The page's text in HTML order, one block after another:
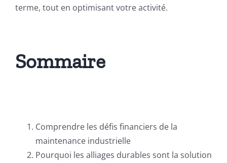
terme, tout en optimisant votre activité.
Sommaire
Comprendre les défis financiers de la
maintenance industrielle
Pourquoi les alliages durables sont la solution